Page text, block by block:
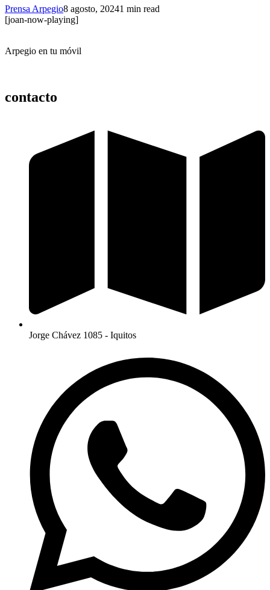
Prensa Arpegio8 agosto, 20241 min read
[joan-now-playing]
Arpegio en tu móvil
contacto
Jorge Chávez 1085 - Iquitos